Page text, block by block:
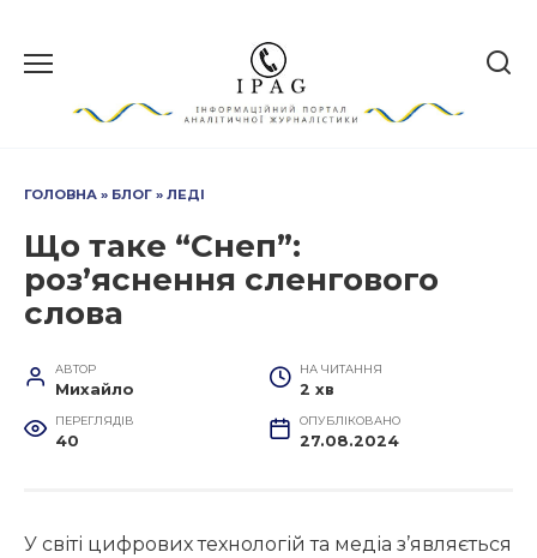
вмісту
ГОЛОВНА » БЛОГ » ЛЕДІ
Що таке “Снеп”:
роз’яснення сленгового
слова
АВТОР
Михайло
НА ЧИТАННЯ
2 хв
ПЕРЕГЛЯДІВ
40
ОПУБЛІКОВАНО
27.08.2024
У світі цифрових технологій та медіа з’являється